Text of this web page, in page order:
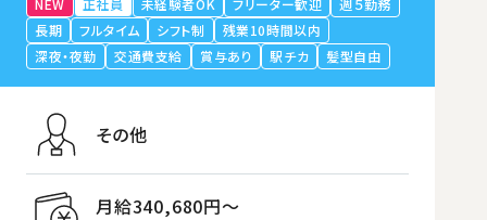
NEW 正社員 未経験者OK フリーター歓迎
週５勤務
長期
フルタイム シフト制
残業10時間以内
深夜・夜勤
交通費支給 賞与あり 駅チカ 髪型自由
その他
月給340,680円〜